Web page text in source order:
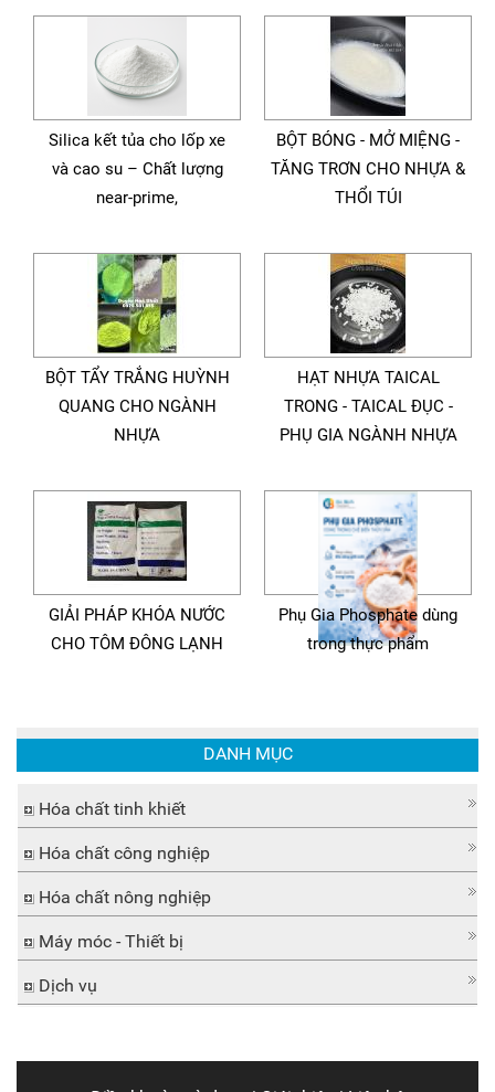
Silica kết tủa cho lốp xe
và cao su – Chất lượng
near-prime,
BỘT BÓNG - MỞ MIỆNG -
TĂNG TRƠN CHO NHỰA &
THỔI TÚI
BỘT TẨY TRẮNG HUỲNH
QUANG CHO NGÀNH
NHỰA
HẠT NHỰA TAICAL
TRONG - TAICAL ĐỤC -
PHỤ GIA NGÀNH NHỰA
GIẢI PHÁP KHÓA NƯỚC
CHO TÔM ĐÔNG LẠNH
Phụ Gia Phosphate dùng
trong thực phẩm
DANH MỤC
Hóa chất tinh khiết
Hóa chất công nghiệp
Hóa chất nông nghiệp
Máy móc - Thiết bị
Dịch vụ